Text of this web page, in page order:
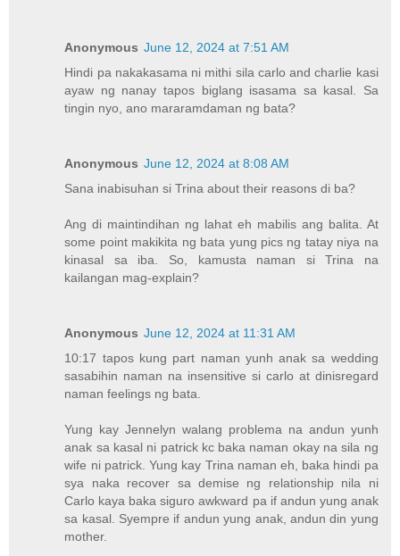
Anonymous June 12, 2024 at 7:51 AM
Hindi pa nakakasama ni mithi sila carlo and charlie kasi
ayaw ng nanay tapos biglang isasama sa kasal. Sa
tingin nyo, ano mararamdaman ng bata?
Anonymous June 12, 2024 at 8:08 AM
Sana inabisuhan si Trina about their reasons di ba?
Ang di maintindihan ng lahat eh mabilis ang balita. At
some point makikita ng bata yung pics ng tatay niya na
kinasal sa iba. So, kamusta naman si Trina na
kailangan mag-explain?
Anonymous June 12, 2024 at 11:31 AM
10:17 tapos kung part naman yunh anak sa wedding
sasabihin naman na insensitive si carlo at dinisregard
naman feelings ng bata.
Yung kay Jennelyn walang problema na andun yunh
anak sa kasal ni patrick kc baka naman okay na sila ng
wife ni patrick. Yung kay Trina naman eh, baka hindi pa
sya naka recover sa demise ng relationship nila ni
Carlo kaya baka siguro awkward pa if andun yung anak
sa kasal. Syempre if andun yung anak, andun din yung
mother.